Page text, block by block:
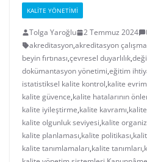
KALITE YÖNETIMI
Tolga Yaroğlu 2 Temmuz 2024
akreditasyon,akreditasyon
beyin fırtınası,çevresel duyarlılık,
dokümantasyon yönetimi,eğitim
istatistiksel kalite kontrol,kalite
kalite güvence,kalite hatalarının
kalite iyileştirme,kalite kavramı,
kalite olgunluk seviyesi,kalite
kalite planlaması,kalite politikası,
kalite tanımlamaları,kalite tanımları,